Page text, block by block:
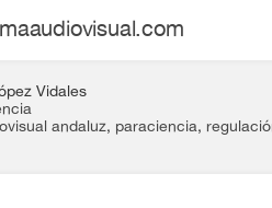
Vidales
andaluz, paraciencia,